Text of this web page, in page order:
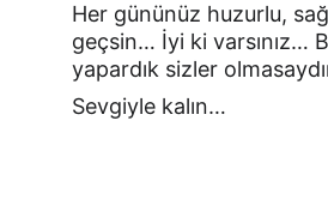
Her gününüz huzurlu,
geçsin… İyi ki varsınız…
yapardık sizler
Sevgiyle kalın…